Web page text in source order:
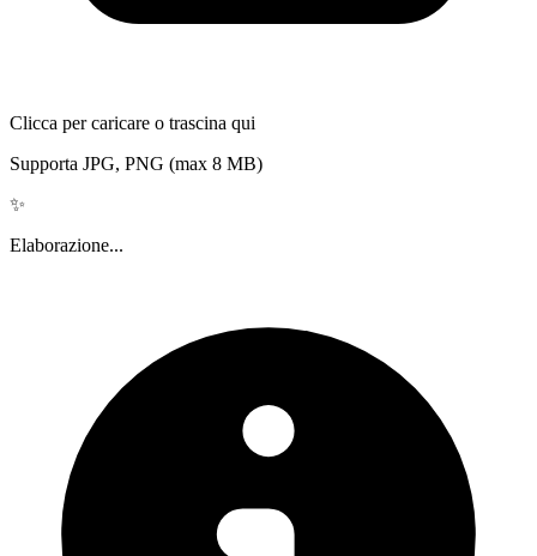
Clicca per caricare o trascina qui
Supporta JPG, PNG (max 8 MB)
✨
Elaborazione...